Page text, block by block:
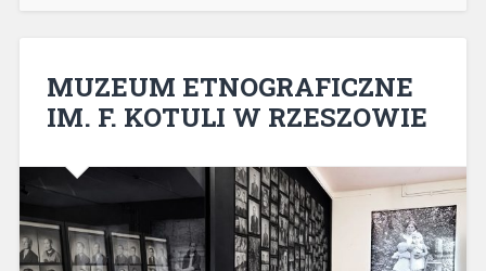
MUZEUM ETNOGRAFICZNE
IM. F. KOTULI W RZESZOWIE